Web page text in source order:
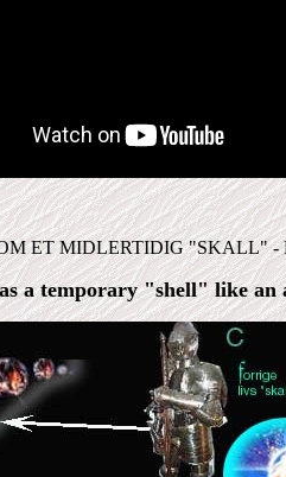
ET MIDLERTIDIG "SKALL" -
a temporary "shell" like